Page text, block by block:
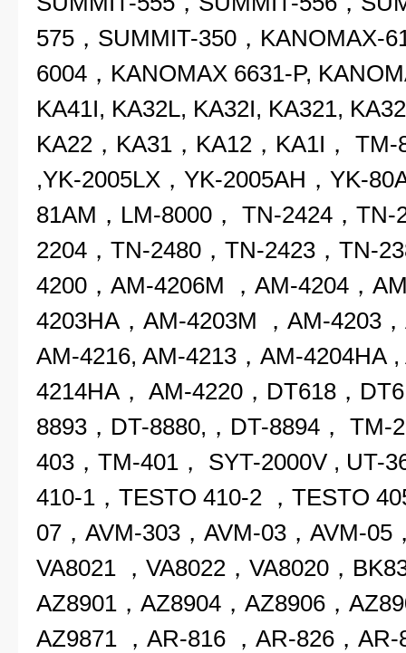
575， SUMMIT-350 ， KANOMAX-
6004，KANOMAX 6631-P,
KA41I, KA32L, KA32I, KA321,
KA22，KA31， KA12 ，KA1I， TM-
,YK-2005LX，YK-2005AH，YK-
81AM，LM-8000， TN-2424，TN-
2204 ， TN-2480，TN-2423，TN-
4200， AM-4206M ，AM-4204，
4203HA，AM-4203M ，AM-4203
AM-4216, AM-4213，AM-4204HA
4214HA， AM-4220，DT618，
8893， DT-8880, ，DT-8894， TM-
403，TM-401， SYT-2000V , UT-
410-1 ，TESTO 410-2 ，TESTO
07， AVM-303，AVM-03，AVM-05
VA8021 ，VA8022，VA8020，
AZ8901，AZ8904，AZ8906，
AZ9871 ，AR-816 ，AR-826，